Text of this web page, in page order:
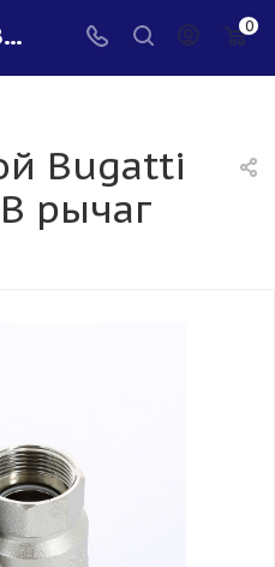
Кран шаровой Bugatti New Jersey НВ рычаг 11/4 - купить в интернет-магазине Santeh-svar 0
Bugatti
рычаг